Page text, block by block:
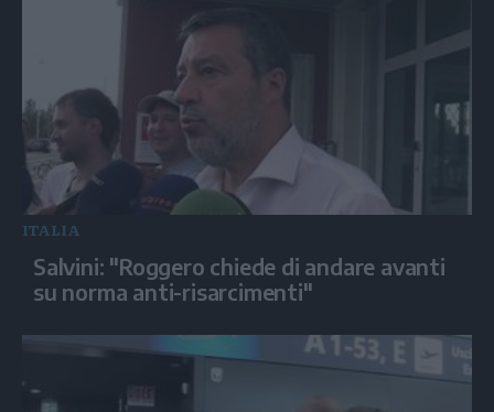
ITALIA
Salvini: "Roggero chiede di andare avanti
su norma anti-risarcimenti"